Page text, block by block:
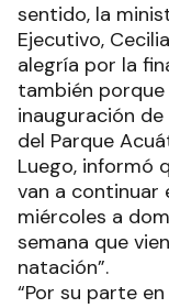
sentido, la
Ejecutivo,
alegría por la
también
inauguración
del Parque
Luego, informó
van a continuar
miércoles a
semana que
natación”.
“Por su parte